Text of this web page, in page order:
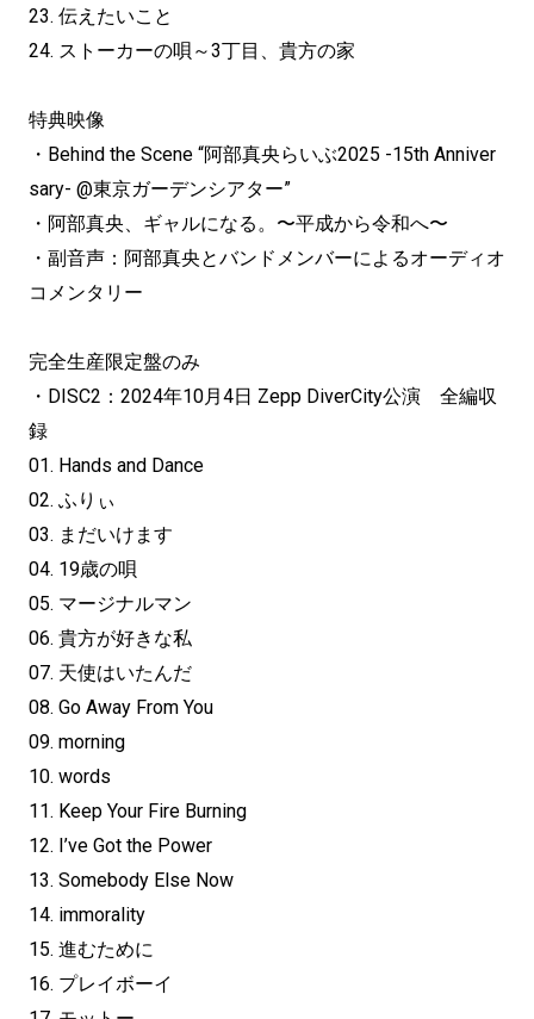
23. 伝えたいこと
24. ストーカーの唄～3丁目、貴方の家
特典映像
・Behind the Scene “阿部真央らいぶ2025 -15th Anniver
sary- @東京ガーデンシアター”
・阿部真央、ギャルになる。〜平成から令和へ〜
・副音声：阿部真央とバンドメンバーによるオーディオ
コメンタリー
完全生産限定盤のみ
・DISC2：2024年10月4日 Zepp DiverCity公演 全編収
録
01. Hands and Dance
02. ふりぃ
03. まだいけます
04. 19歳の唄
05. マージナルマン
06. 貴方が好きな私
07. 天使はいたんだ
08. Go Away From You
09. morning
10. words
11. Keep Your Fire Burning
12. I’ve Got the Power
13. Somebody Else Now
14. immorality
15. 進むために
16. プレイボーイ